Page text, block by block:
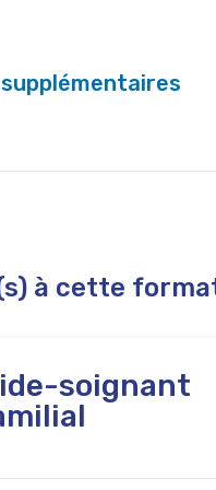
à cette
soignant